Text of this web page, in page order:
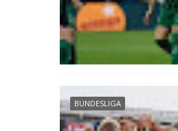
BUNDESLIGA